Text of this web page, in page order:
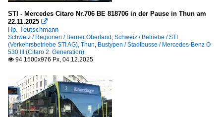
STI - Mercedes Citaro Nr.706 BE 818706 in der Pause in Thun am
22.11.2025 
Hp. Teutschmann
Schweiz / Regionen / Berner Oberland , Schweiz / Betriebe / STI
(Verkehrsbetriebe STI AG), Thun, Bustypen / Stadtbusse / Mercedes-Benz O
530 III (Citaro 2. Generation)
 94 1500x976 Px, 04.12.2025